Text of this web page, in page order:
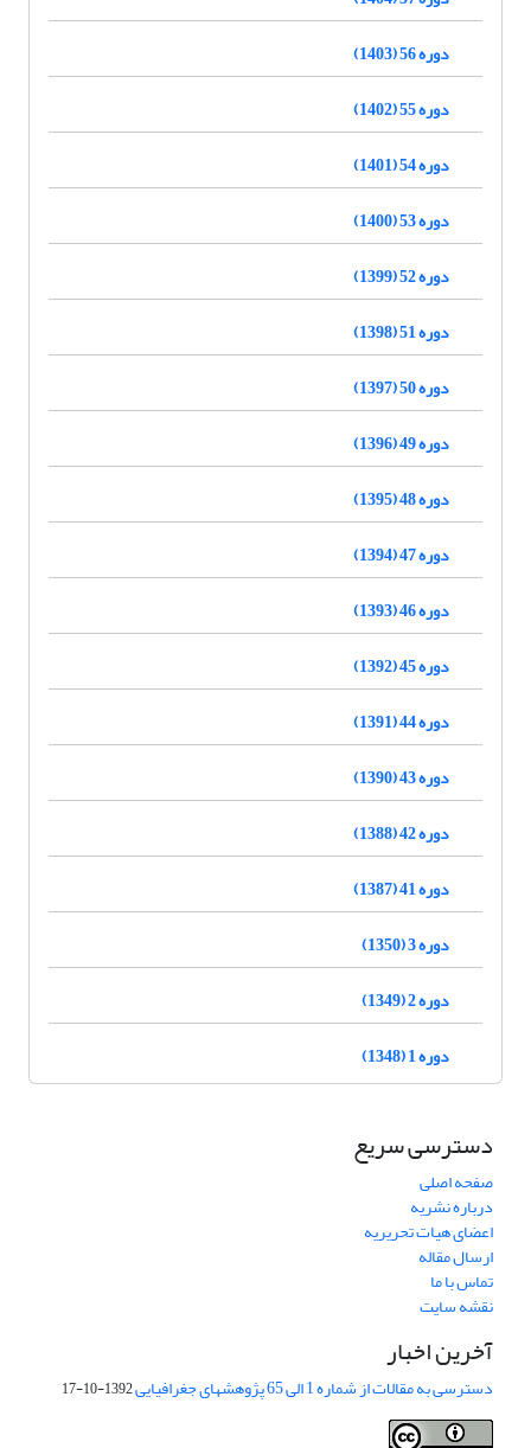
دوره 56 (1403)
دوره 55 (1402)
دوره 54 (1401)
دوره 53 (1400)
دوره 52 (1399)
دوره 51 (1398)
دوره 50 (1397)
دوره 49 (1396)
دوره 48 (1395)
دوره 47 (1394)
دوره 46 (1393)
دوره 45 (1392)
دوره 44 (1391)
دوره 43 (1390)
دوره 42 (1388)
دوره 41 (1387)
دوره 3 (1350)
دوره 2 (1349)
دوره 1 (1348)
دسترسی سریع
صفحه اصلی
درباره نشریه
اعضای هیات تحریریه
ارسال مقاله
تماس با ما
نقشه سایت
آخرین اخبار
دسترسی به مقالات از شماره 1 الی 65 پژوهشهای جغرافیایی 1392-10-17